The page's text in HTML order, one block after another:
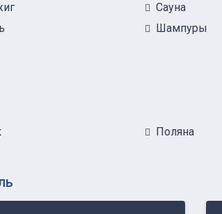
Сауна
Шампуры
Поляна